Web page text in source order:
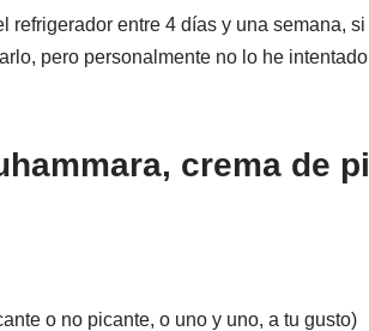
refrigerador entre 4 días y una semana,
pero personalmente no lo he
crema de
o no picante, o uno y uno, a tu gusto)